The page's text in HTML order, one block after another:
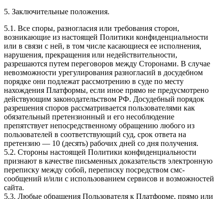
5. Заключительные положения.
5.1. Все споры, разногласия или требования сторон,
возникающие из настоящей Политики конфиденциальности
или в связи с ней, в том числе касающиеся ее исполнения,
нарушения, прекращения или недействительности,
разрешаются путем переговоров между Сторонами. В случае
невозможности урегулирования разногласий в досудебном
порядке они подлежат рассмотрению в суде по месту
нахождения Платформы, если иное прямо не предусмотрено
действующим законодательством РФ. Досудебный порядок
разрешения споров рассматривается пользователями как
обязательный претензионный и его несоблюдение
препятствует непосредственному обращению любого из
пользователей в соответствующий суд, срок ответа на
претензию — 10 (десять) рабочих дней со дня получения.
5.2. Стороны настоящей Политики конфиденциальности
признают в качестве письменных доказательств электронную
переписку между собой, переписку посредством смс-
сообщений и/или с использованием сервисов и возможностей
сайта.
5.3. Любые обращения Пользователя к Платформе, прямо или